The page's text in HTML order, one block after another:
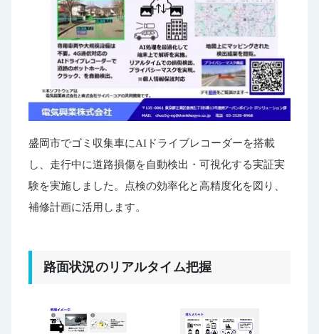
盛岡市でゴミ収集車にAIドライブレコーダーを搭載
し、走行中に道路損傷を自動検出・可視化する実証実
験を実施しました。点検の効率化と高精度化を図り、
補修計画に活用します。
路面状況のリアルタイム把握